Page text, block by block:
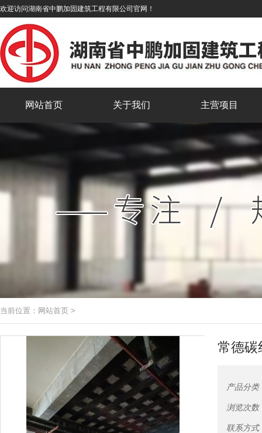
欢迎访问湖南省中鹏加固建筑工程有限公司官网！
网站首页 关于我们 主营项目
当前位置： 网站首页 >
常德碳
产品分类
浏览次数
联系方式